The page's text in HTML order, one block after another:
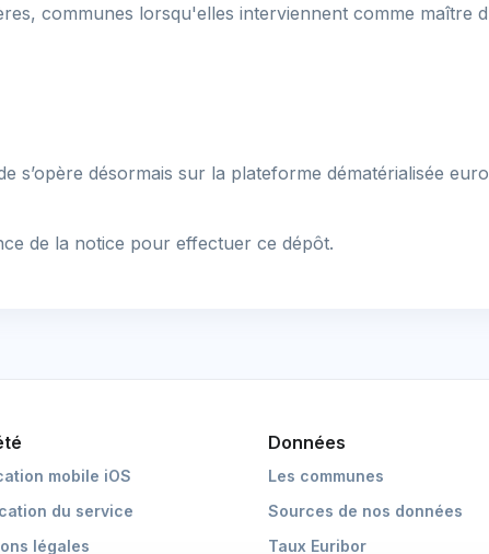
communes lorsqu'elles interviennent comme maître
s’opère désormais sur la plateforme dématérialisée
de la notice pour effectuer ce dépôt.
mobile iOS
du service
légales
Données
Les communes
Sources de nos données
Taux Euribor